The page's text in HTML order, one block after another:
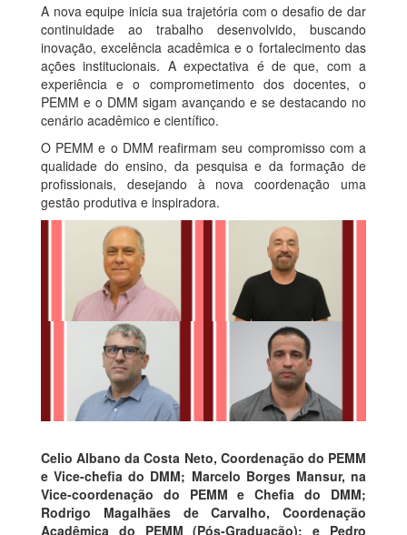
A nova equipe inicia sua trajetória com o desafio de dar
continuidade ao trabalho desenvolvido, buscando
inovação, excelência acadêmica e o fortalecimento das
ações institucionais. A expectativa é de que, com a
experiência e o comprometimento dos docentes, o
PEMM e o DMM sigam avançando e se destacando no
cenário acadêmico e científico.
O PEMM e o DMM reafirmam seu compromisso com a
qualidade do ensino, da pesquisa e da formação de
profissionais, desejando à nova coordenação uma
gestão produtiva e inspiradora.
Celio Albano da Costa Neto, Coordenação do PEMM
e Vice-chefia do DMM; Marcelo Borges Mansur, na
Vice-coordenação do PEMM e Chefia do DMM;
Rodrigo Magalhães de Carvalho, Coordenação
Acadêmica do PEMM (Pós-Graduação); e Pedro